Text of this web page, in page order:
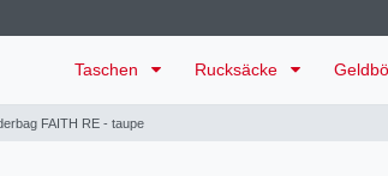
Taschen Rucksäcke
FAITH RE - taupe